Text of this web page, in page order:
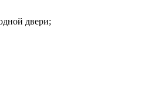
двери;